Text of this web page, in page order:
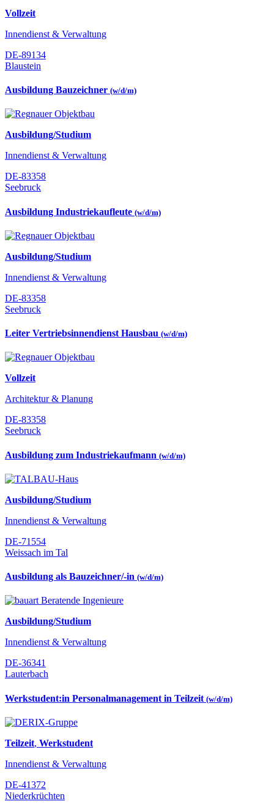
Vollzeit
Innendienst & Verwaltung
DE-89134
Blaustein
Ausbildung Bauzeichner (w/d/m)
Ausbildung/Studium
Innendienst & Verwaltung
DE-83358
Seebruck
Ausbildung Industriekaufleute (w/d/m)
Ausbildung/Studium
Innendienst & Verwaltung
DE-83358
Seebruck
Leiter Vertriebsinnendienst Hausbau (w/d/m)
Vollzeit
Architektur & Planung
DE-83358
Seebruck
Ausbildung zum Industriekaufmann (w/d/m)
Ausbildung/Studium
Innendienst & Verwaltung
DE-71554
Weissach im Tal
Ausbildung als Bauzeichner/-in (w/d/m)
Ausbildung/Studium
Innendienst & Verwaltung
DE-36341
Lauterbach
Werkstudent:in Personalmanagement in Teilzeit (w/d/m)
Teilzeit, Werkstudent
Innendienst & Verwaltung
DE-41372
Niederkrüchten